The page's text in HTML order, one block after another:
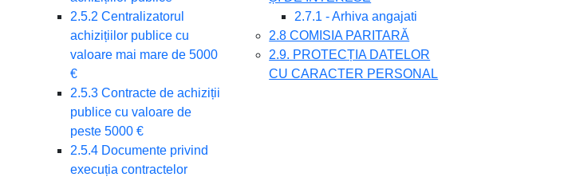
2.5.2 Centralizatorul
achizițiilor publice cu
valoare mai mare de 5000
€
2.5.3 Contracte de achiziții
publice cu valoare de
peste 5000 €
2.5.4 Documente privind
execuția contractelor
2.7.1 - Arhiva angajati
2.8 COMISIA PARITARĂ
2.9. PROTECȚIA DATELOR
CU CARACTER PERSONAL